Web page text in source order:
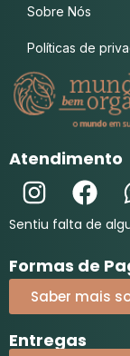
Sobre Nós
Políticas de
Atendimento
Sentiu falta de
Formas de
Saber mais
Entregas